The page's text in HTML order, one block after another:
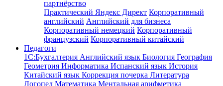
партнёрство
Практический Яндекс Директ Корпоративный
английский Английский для бизнеса
Корпоративный немецкий Корпоративный
французский Корпоративный китайский
Педагоги
1С:Бухгалтерия Английский язык Биология География
Геометрия Информатика Испанский язык История
Китайский язык Коррекция почерка Литература
Логопед Математика Ментальная арифметика